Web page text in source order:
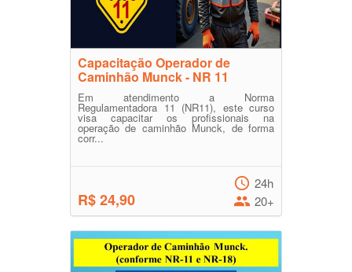
Capacitação Operador de
Caminhão Munck - NR 11
Em atendimento a Norma
Regulamentadora 11 (NR11), este curso
visa capacitar os profissionais na
operação de caminhão Munck, de forma
corr...
R$ 24,90
24h
20+